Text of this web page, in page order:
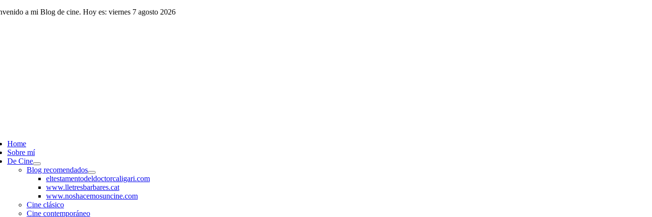
Saltar a mi Blog de cine. Hoy es: viernes 7 agosto 2026
Home
Sobre mí
De Cine
Blog recomendados
eltestamentodeldoctorcaligari.com
www.lletresbarbares.cat
www.noshacemosuncine.com
Cine clásico
Cine contemporáneo